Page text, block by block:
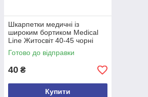
Шкарпетки медичні із
широким бортиком Medical
Line Житосвіт 40-45 чорні
Готово до відправки
40 ₴
Купити